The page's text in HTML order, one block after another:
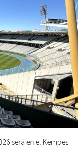
será en el Kempes